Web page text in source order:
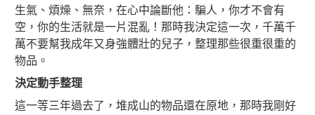
生氣、煩燥、無奈，在心中論斷他：騙人，你才不會有
空，你的生活就是一片混亂！那時我決定這一次，千萬千
萬不要幫我成年又身強體壯的兒子，整理那些很重很重的
物品。
決定動手整理
這一等三年過去了，堆成山的物品還在原地，那時我剛好